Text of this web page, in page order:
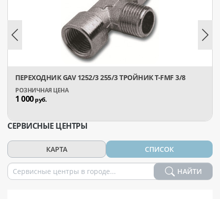
ПЕРЕХОДНИК GAV 1252/3 255/3 ТРОЙНИК T-FMF 3/8
1 000руб.
СЕРВИСНЫЕ ЦЕНТРЫ
КАРТА СПИСОК
НАЙТИ